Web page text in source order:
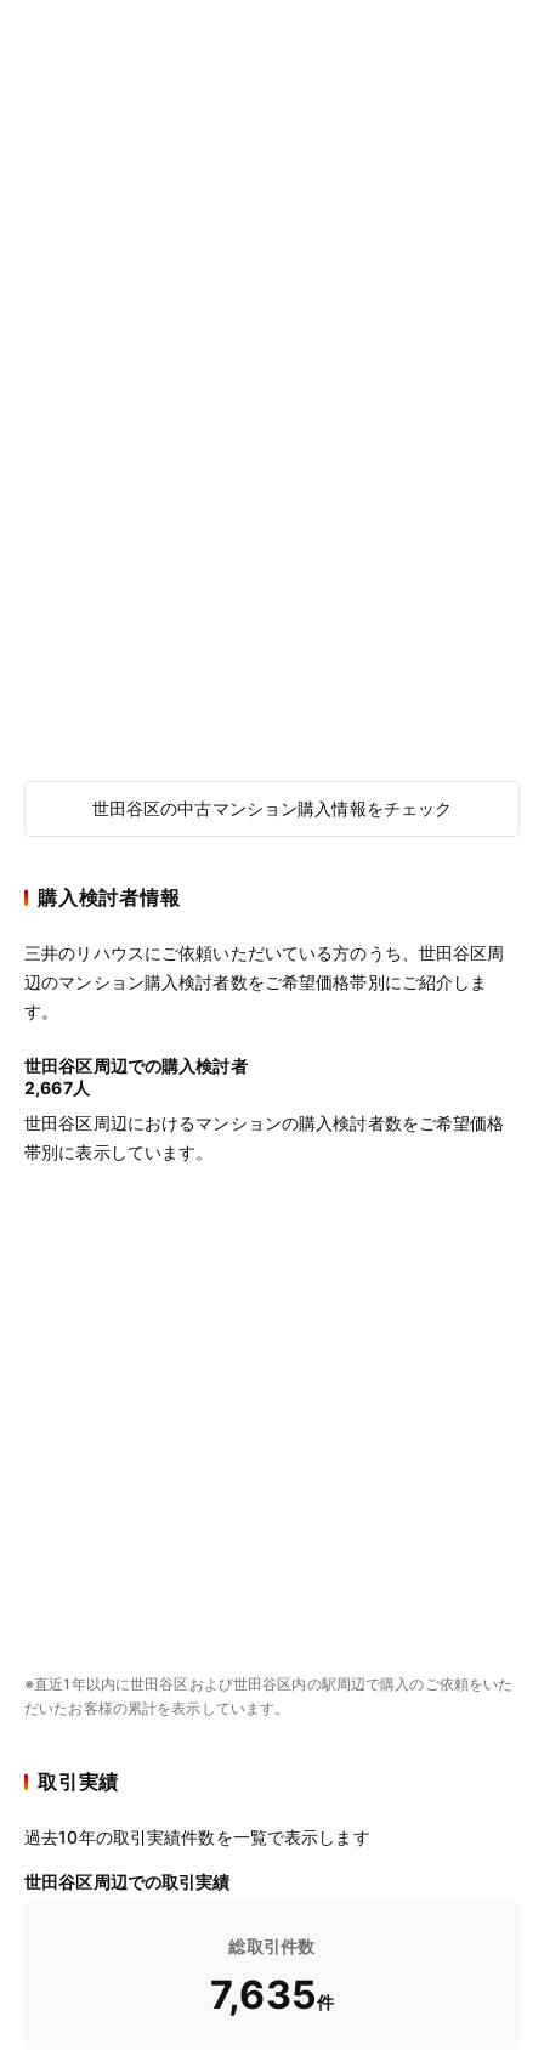
世田谷区の中古マンション購入情報をチェック
購入検討者情報
三井のリハウスにご依頼いただいている方のうち、世田谷区周
辺のマンション購入検討者数をご希望価格帯別にご紹介しま
す。
世田谷区周辺での購入検討者
2,667人
世田谷区周辺におけるマンションの購入検討者数をご希望価格
帯別に表示しています。
※直近1年以内に世田谷区および世田谷区内の駅周辺で購入のご依頼をいた
だいたお客様の累計を表示しています。
取引実績
過去10年の取引実績件数を一覧で表示します
世田谷区周辺での取引実績
総取引件数
7,635件